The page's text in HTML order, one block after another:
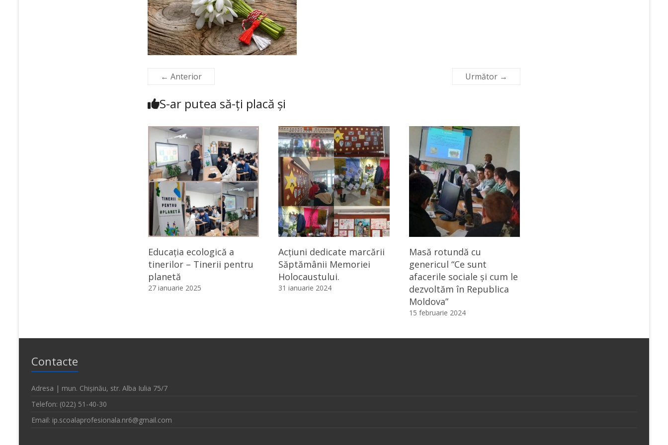
← Anterior Următor →
S-ar putea să-ți placă și
Educația ecologică a
tinerilor – Tinerii pentru
planetă
27 ianuarie 2025
Acțiuni dedicate marcării
Săptămânii Memoriei
Holocaustului.
31 ianuarie 2024
Masă rotundă cu
genericul “Ce sunt
afacerile sociale și cum le
dezvoltăm în Republica
Moldova”
15 februarie 2024
Contacte
Adresa | mun. Chișinău, str. Alba Iulia 75/7
Telefon: (022) 51-40-30
Email: ip.scoalaprofesionala.nr6@gmail.com